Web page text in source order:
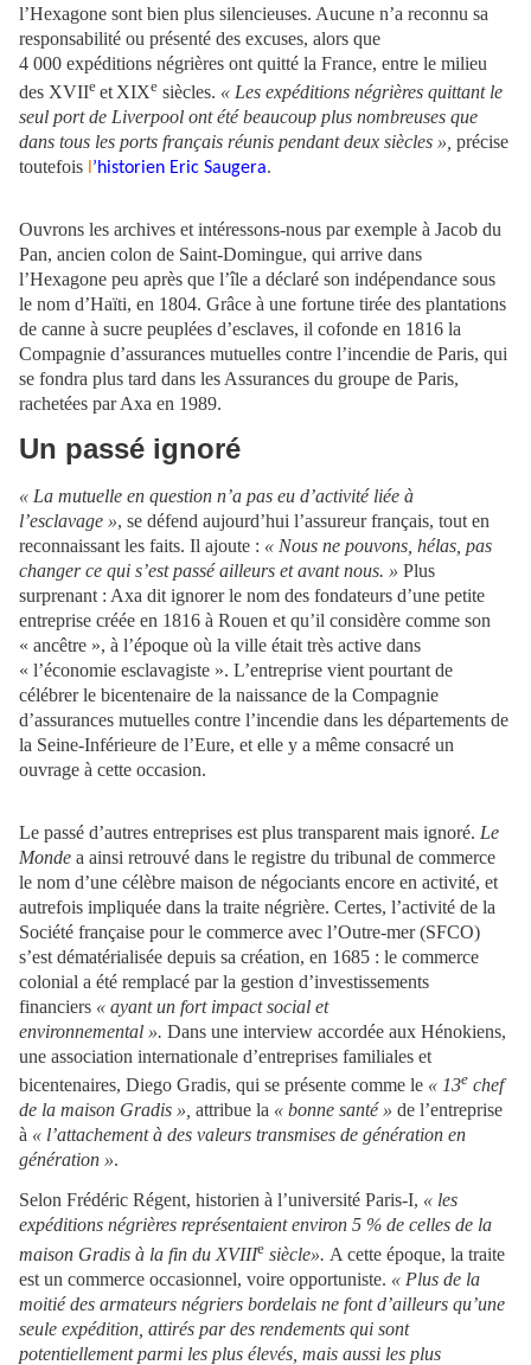
l’Hexagone sont bien plus silencieuses. Aucune n’a reconnu sa
responsabilité ou présenté des excuses, alors que
4 000 expéditions négrières ont quitté la France, entre le milieu
des XVIIe et XIXe siècles. « Les expéditions négrières quittant le
seul port de Liverpool ont été beaucoup plus nombreuses que
dans tous les ports français réunis pendant deux siècles », précise
toutefois ’historien Eric Saugera.
Ouvrons les archives et intéressons-nous par exemple à Jacob du
Pan, ancien colon de Saint-Domingue, qui arrive dans
l’Hexagone peu après que l’île a déclaré son indépendance sous
le nom d’Haïti, en 1804. Grâce à une fortune tirée des plantations
de canne à sucre peuplées d’esclaves, il cofonde en 1816 la
Compagnie dʼassurances mutuelles contre lʼincendie de Paris, qui
se fondra plus tard dans les Assurances du groupe de Paris,
rachetées par Axa en 1989.
Un passé ignoré
« La mutuelle en question n’a pas eu d’activité liée à
l’esclavage », se défend aujourd’hui l’assureur français, tout en
reconnaissant les faits. Il ajoute : « Nous ne pouvons, hélas, pas
changer ce qui s’est passé ailleurs et avant nous. » Plus
surprenant : Axa dit ignorer le nom des fondateurs d’une petite
entreprise créée en 1816 à Rouen et qu’il considère comme son
« ancêtre », à l’époque où la ville était très active dans
« l’économie esclavagiste ». L’entreprise vient pourtant de
célébrer le bicentenaire de la naissance de la Compagnie
d’assurances mutuelles contre l’incendie dans les départements de
la Seine-Inférieure de l’Eure, et elle y a même consacré un
ouvrage à cette occasion.
Le passé d’autres entreprises est plus transparent mais ignoré. Le
Monde a ainsi retrouvé dans le registre du tribunal de commerce
le nom d’une célèbre maison de négociants encore en activité, et
autrefois impliquée dans la traite négrière. Certes, l’activité de la
Société française pour le commerce avec l’Outre-mer (SFCO)
s’est dématérialisée depuis sa création, en 1685 : le commerce
colonial a été remplacé par la gestion d’investissements
financiers « ayant un fort impact social et
environnemental ». Dans une interview accordée aux Hénokiens,
une association internationale d’entreprises familiales et
bicentenaires, Diego Gradis, qui se présente comme le « 13e chef
de la maison Gradis », attribue la « bonne santé » de l’entreprise
à « l’attachement à des valeurs transmises de génération en
génération ».
Selon Frédéric Régent, historien à l’université Paris-I, « les
expéditions négrières représentaient environ 5 % de celles de la
maison Gradis à la fin du XVIIIe siècle». A cette époque, la traite
est un commerce occasionnel, voire opportuniste. « Plus de la
moitié des armateurs négriers bordelais ne font d’ailleurs qu’une
seule expédition, attirés par des rendements qui sont
potentiellement parmi les plus élevés, mais aussi les plus